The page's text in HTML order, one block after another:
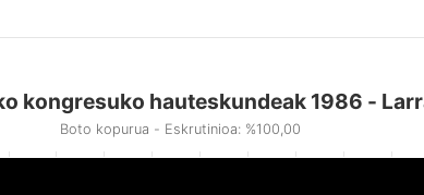
kongresuko hauteskundeak 1986 -
Boto kopurua - Eskrutinioa: %100,00